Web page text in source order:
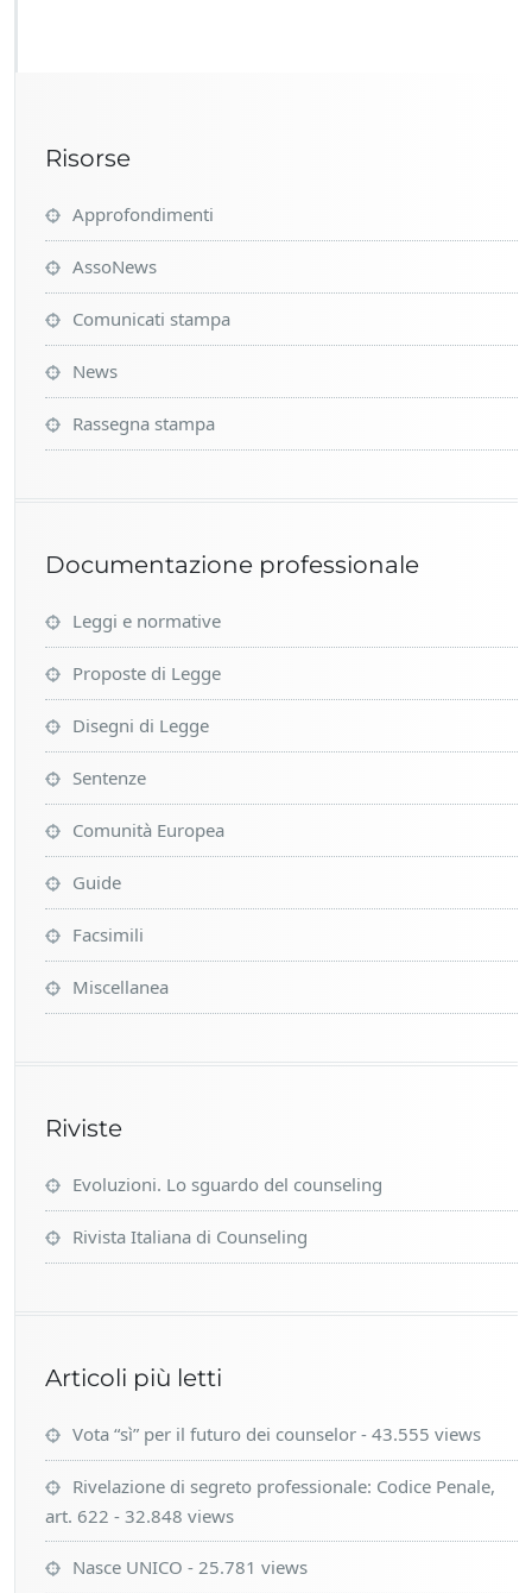
à
v
Risorse
Approfondimenti
AssoNews
Comunicati stampa
News
Rassegna stampa
Documentazione professionale
Leggi e normative
Proposte di Legge
Disegni di Legge
Sentenze
Comunità Europea
Guide
Facsimili
Miscellanea
Riviste
Evoluzioni. Lo sguardo del counseling
Rivista Italiana di Counseling
Articoli più letti
Vota “sì” per il futuro dei counselor - 43.555 views
Rivelazione di segreto professionale: Codice Penale,
art. 622 - 32.848 views
Nasce UNICO - 25.781 views